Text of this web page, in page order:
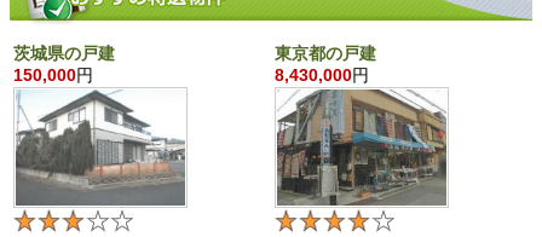
茨城県の戸建
150,000円
東京都の戸建
8,430,000円